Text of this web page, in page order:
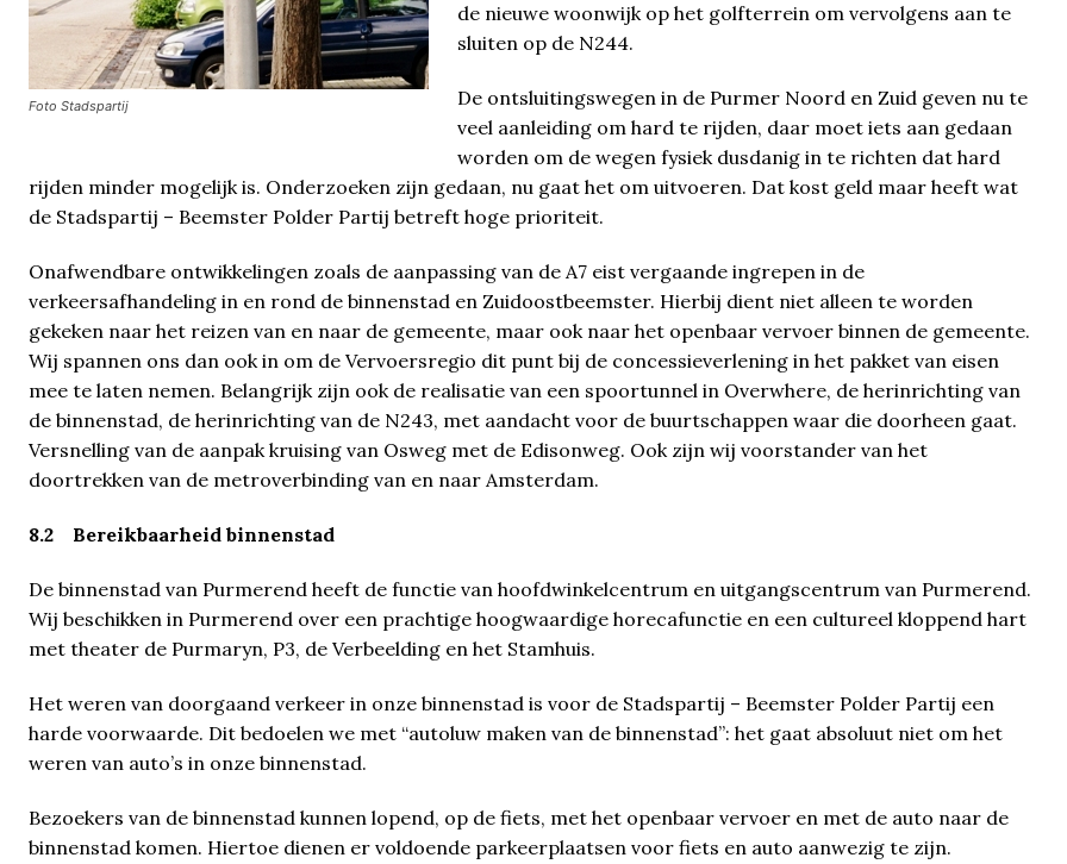
Foto Stadspartij
de nieuwe woonwijk op het golfterrein om vervolgens aan te
sluiten op de N244.
De ontsluitingswegen in de Purmer Noord en Zuid geven nu te
veel aanleiding om hard te rijden, daar moet iets aan gedaan
worden om de wegen fysiek dusdanig in te richten dat hard
rijden minder mogelijk is. Onderzoeken zijn gedaan, nu gaat het om uitvoeren. Dat kost geld maar heeft wat
de Stadspartij – Beemster Polder Partij betreft hoge prioriteit.
Onafwendbare ontwikkelingen zoals de aanpassing van de A7 eist vergaande ingrepen in de
verkeersafhandeling in en rond de binnenstad en Zuidoostbeemster. Hierbij dient niet alleen te worden
gekeken naar het reizen van en naar de gemeente, maar ook naar het openbaar vervoer binnen de gemeente.
Wij spannen ons dan ook in om de Vervoersregio dit punt bij de concessieverlening in het pakket van eisen
mee te laten nemen. Belangrijk zijn ook de realisatie van een spoortunnel in Overwhere, de herinrichting van
de binnenstad, de herinrichting van de N243, met aandacht voor de buurtschappen waar die doorheen gaat.
Versnelling van de aanpak kruising van Osweg met de Edisonweg. Ook zijn wij voorstander van het
doortrekken van de metroverbinding van en naar Amsterdam.
8.2 Bereikbaarheid binnenstad
De binnenstad van Purmerend heeft de functie van hoofdwinkelcentrum en uitgangscentrum van Purmerend.
Wij beschikken in Purmerend over een prachtige hoogwaardige horecafunctie en een cultureel kloppend hart
met theater de Purmaryn, P3, de Verbeelding en het Stamhuis.
Het weren van doorgaand verkeer in onze binnenstad is voor de Stadspartij – Beemster Polder Partij een
harde voorwaarde. Dit bedoelen we met “autoluw maken van de binnenstad”: het gaat absoluut niet om het
weren van auto’s in onze binnenstad.
Bezoekers van de binnenstad kunnen lopend, op de fiets, met het openbaar vervoer en met de auto naar de
binnenstad komen. Hiertoe dienen er voldoende parkeerplaatsen voor fiets en auto aanwezig te zijn.